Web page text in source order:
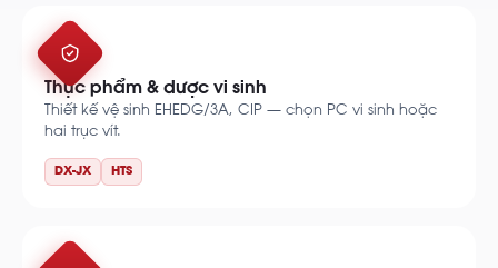
Thực phẩm & dược vi sinh
Thiết kế vệ sinh EHEDG/3A, CIP — chọn PC vi sinh hoặc
hai trục vít.
DX-JX HTS